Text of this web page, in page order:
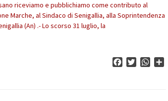
riceviamo e pubblichiamo come contributo al
Marche, al Sindaco di Senigallia, alla Soprintendenza
(An) .- Lo scorso 31 luglio, la
FacebookTwitter